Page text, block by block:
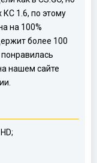
КС 1.6, по этому
на 100%
более 100
нашем сайте